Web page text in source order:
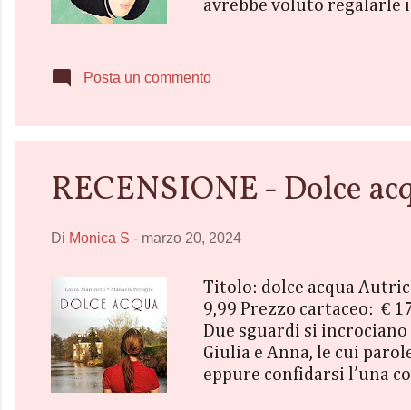
avrebbe voluto regalarle
ci si possa immaginare.
Posta un commento
RECENSIONE - Dolce
Di Monica S - marzo 20, 2024
Titolo: dolce acqua
9,99 Prezzo cartaceo: €
Due sguardi si
Giulia e Anna, le cui
eppure confidarsi l’una